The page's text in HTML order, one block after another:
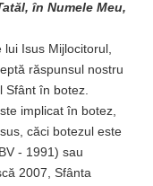
în Numele Meu,
lui Isus Mijlocitorul,
răspunsul nostru
Sfânt în botez.
implicat în botez,
căci botezul este
- 1991) sau
2007, Sfânta